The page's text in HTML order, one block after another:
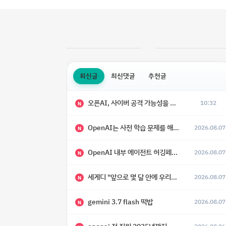
최신글 최신댓글 추천글
N 오픈AI, 사이버 공격 가능성을 이유로 아스트라 모델 출시 연기 10:32
N OpenAI는 사전 학습 문제를 해결했으며, 'Doug'라는 코드명을 가진 훨씬 더 큰 모델을 활발히 개발 중 2026.08.07
N OpenAI 내부 에이전트 허깅페이스 해킹 사건 정리 2026.08.07
N 세게디 "앞으로 몇 달 안에 우리는 전복적 AI, 적대적 AI 둘 다 보게 될 것" 2026.08.07
N gemini 3.7 flash 떡밥 2026.08.07